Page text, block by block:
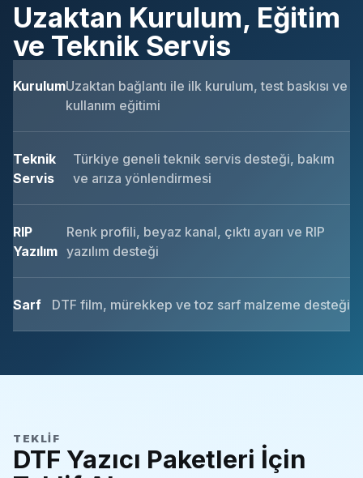
Uzaktan Kurulum, Eğitim
ve Teknik Servis
KurulumUzaktan bağlantı ile ilk kurulum, test baskısı ve
kullanım eğitimi
Teknik
Servis
Türkiye geneli teknik servis desteği, bakım
ve arıza yönlendirmesi
RIP
Yazılım
Renk profili, beyaz kanal, çıktı ayarı ve RIP
yazılım desteği
Sarf DTF film, mürekkep ve toz sarf malzeme desteği
TEKLIF
DTF Yazıcı Paketleri İçin